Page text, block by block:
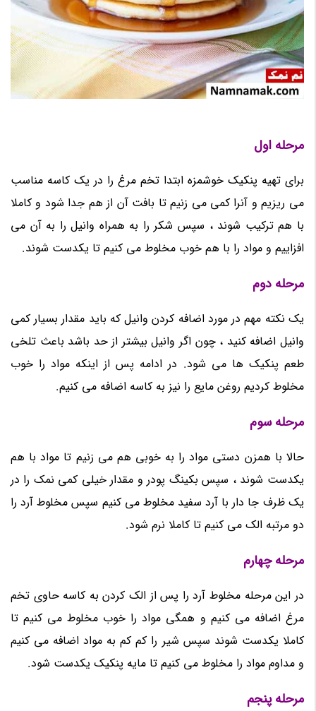
مرحله اول
برای تهیه پنکیک خوشمزه ابتدا تخم مرغ را در یک کاسه مناسب
می ریزیم و آنرا کمی می زنیم تا بافت آن از هم جدا شود و کاملا
با هم ترکیب شوند ، سپس شکر را به همراه وانیل را به آن می
افزاییم و مواد را با هم خوب مخلوط می کنیم تا یکدست شوند.
مرحله دوم
یک نکته مهم در مورد اضافه کردن وانیل که باید مقدار بسیار کمی
وانیل اضافه کنید ، چون اگر وانیل بیشتر از حد باشد باعث تلخی
طعم پنکیک ها می شود. در ادامه پس از اینکه مواد را خوب
مخلوط کردیم روغن مایع را نیز به کاسه اضافه می کنیم.
مرحله سوم
حالا با همزن دستی مواد را به خوبی هم می زنیم تا مواد با هم
یکدست شوند ، سپس بکینگ پودر و مقدار خیلی کمی نمک را در
یک ظرف جا دار با آرد سفید مخلوط می کنیم سپس مخلوط آرد را
دو مرتبه الک می کنیم تا کاملا نرم شود.
مرحله چهارم
در این مرحله مخلوط آرد را پس از الک کردن به کاسه حاوی تخم
مرغ اضافه می کنیم و همگی مواد را خوب مخلوط می کنیم تا
کاملا یکدست شوند سپس شیر را کم کم به مواد اضافه می کنیم
و مداوم مواد را مخلوط می کنیم تا مایه پنکیک یکدست شود.
مرحله پنجم